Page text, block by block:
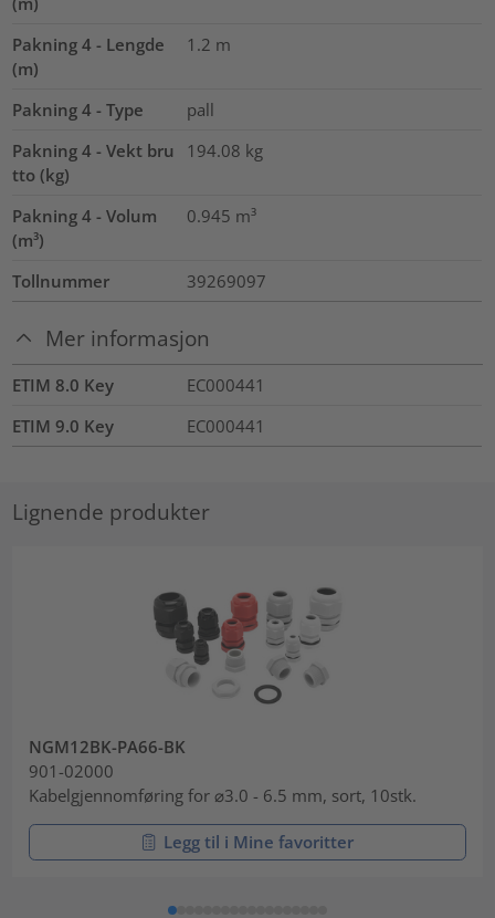
Pakning 4 - Lengde
(m)
1.2 m
Pakning 4 - Type
pall
Pakning 4 - Vekt bru
tto (kg)
194.08 kg
Pakning 4 - Volum
(m³)
0.945 m³
Tollnummer 39269097
Mer informasjon
ETIM 8.0 Key
EC000441
ETIM 9.0 Key
EC000441
Lignende produkter
NGM12BK-PA66-BK
901-02000
Kabelgjennomføring for ⌀3.0 - 6.5 mm, sort, 10stk.
Legg til i Mine favoritter